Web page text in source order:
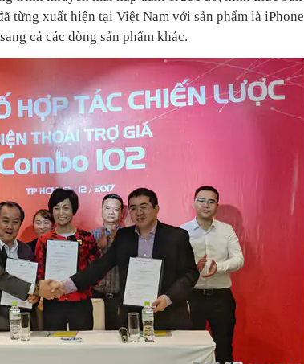
từng xuất hiện tại Việt Nam với sản phẩm là iPhone
cả các dòng sản phẩm khác.